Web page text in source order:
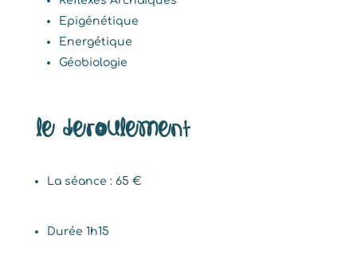
Epigénétique
Energétique
Géobiologie
Le deroulement
La séance : 65 €
Durée 1h15